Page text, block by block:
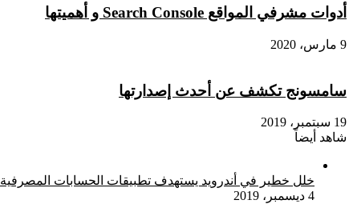
أدوات مشرفي المواقع Search Console و أهميتها
9 مارس، 2020
سامسونج تكشف عن أحدث إصدارتها
19 سبتمبر، 2019
شاهد أيضاً
خلل خطير في أندرويد يستهدف تطبيقات الحسابات المصرفية
4 ديسمبر، 2019